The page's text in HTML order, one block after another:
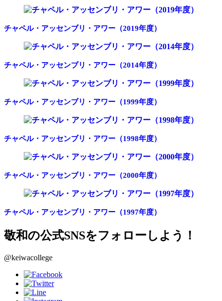
チャペル・アッセンブリ・アワー（2019年度）
チャペル・アッセンブリ・アワー（2014年度）
チャペル・アッセンブリ・アワー（1999年度）
チャペル・アッセンブリ・アワー（1998年度）
チャペル・アッセンブリ・アワー（2000年度）
チャペル・アッセンブリ・アワー（1997年度）
敬和の公式SNSをフォローしよう！
@keiwacollege